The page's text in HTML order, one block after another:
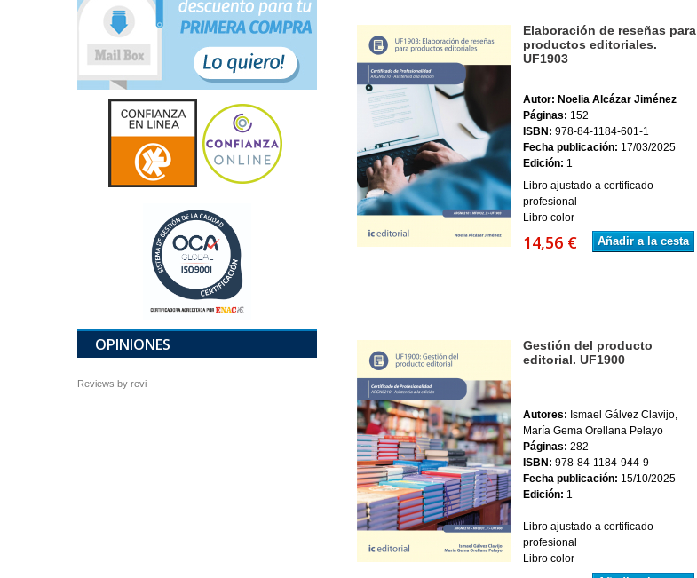
OPINIONES
Reviews by revi
Elaboración de reseñas para
productos editoriales.
UF1903
Autor: Noelia Alcázar Jiménez
Páginas: 152
ISBN: 978-84-1184-601-1
Fecha publicación: 17/03/2025
Edición: 1
Libro ajustado a certificado
profesional
Libro color
14,56 € Añadir a la cesta
Gestión del producto
editorial. UF1900
Autores: Ismael Gálvez Clavijo,
María Gema Orellana Pelayo
Páginas: 282
ISBN: 978-84-1184-944-9
Fecha publicación: 15/10/2025
Edición: 1
Libro ajustado a certificado
profesional
Libro color